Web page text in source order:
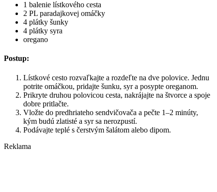
1 balenie lístkového cesta
2 PL paradajkovej omáčky
4 plátky šunky
4 plátky syra
oregano
Postup:
Lístkové cesto rozvaľkajte a rozdeľte na dve polovice. Jednu
potrite omáčkou, pridajte šunku, syr a posypte oreganom.
Prikryte druhou polovicou cesta, nakrájajte na štvorce a spoje
dobre pritlačte.
Vložte do predhriateho sendvičovača a pečte 1–2 minúty,
kým budú zlatisté a syr sa nerozpustí.
Podávajte teplé s čerstvým šalátom alebo dipom.
Reklama